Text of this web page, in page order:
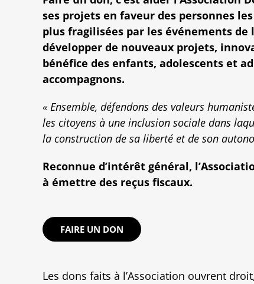
ses projets en faveur des personnes
plus fragilisées par les événements de
développer de nouveaux projets,
bénéfice des enfants, adolescents et
accompagnons.
« Ensemble, défendons des valeurs
les citoyens à une inclusion sociale dans
la construction de sa liberté et de son
Reconnue d’intérêt général,
à émettre des reçus fiscaux.
FAIRE UN DON
Les dons faits à l’Association ouvrent